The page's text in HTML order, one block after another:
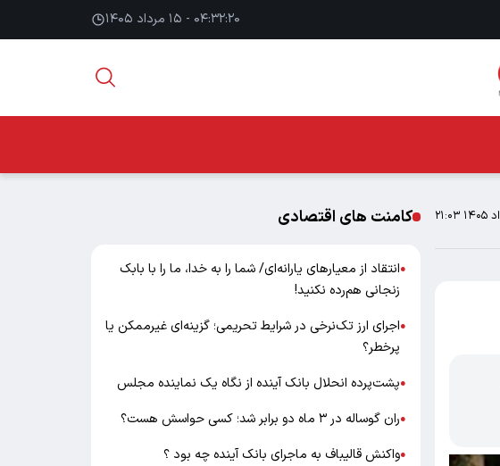
۰۴:۳۲:۲۱ - ۱۵ مرداد ۱۴۰۵
کامنت های اقتصادی
●انتقاد از معیارهای یارانه‌ای/ شما را به خدا، ما را با بابک
زنجانی هم‌رده نکنید!
●اجرای ارز تک‌نرخی در شرایط تحریمی؛ گزینه‌ای غیرممکن یا
پرخطر؟
●پشت‌پرده انحلال بانک آینده از نگاه یک نماینده مجلس
●ران گوساله در ۳ ماه دو برابر شد؛ کسی حواسش هست؟
●واکنش قالیباف به ماجرای بانک آینده چه بود ؟